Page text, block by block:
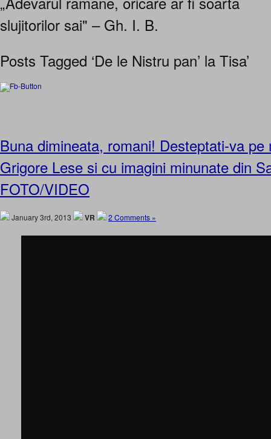
slujitorilor sai" – Gh. I. B.
Posts Tagged ‘De le Nistru pan’ la Tisa’
Buna dimineata, romani! Desteptati-va pe
Grigore Lese si cu imagini minunate din
FOTO/VIDEO
January 3rd, 2013 VR 2 Comments »